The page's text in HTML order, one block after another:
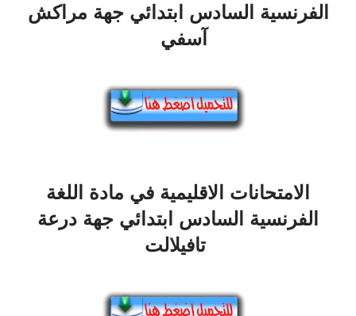
الفرنسية السادس ابتدائي جهة مراكش
آسفي
الامتحانات الاقليمية في مادة اللغة
الفرنسية السادس ابتدائي جهة درعة
تافيلالت